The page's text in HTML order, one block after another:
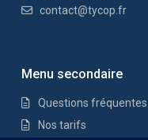
contact@tycop.fr
Menu secondaire
Questions fréquentes
Nos tarifs